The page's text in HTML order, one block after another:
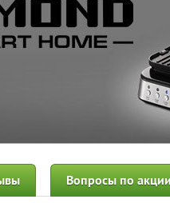
Вопросы по